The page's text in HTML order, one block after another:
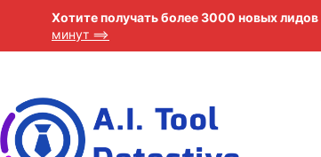
Хотите получать более 3000 новых
минут ==>